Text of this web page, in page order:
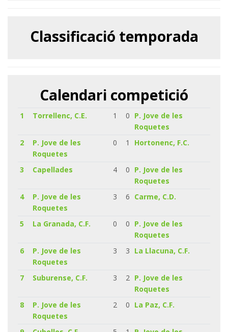
Classificació temporada
Calendari competició
1 Torrellenc, C.E. 1 0 P. Jove de les
Roquetes
2
P. Jove de les
Roquetes
0 1 Hortonenc, F.C.
3 Capellades 4 0 P. Jove de les
Roquetes
4
P. Jove de les
Roquetes
3 6 Carme, C.D.
5 La Granada, C.F. 0 0 P. Jove de les
Roquetes
6
P. Jove de les
Roquetes
3 3 La Llacuna, C.F.
7 Suburense, C.F. 3 2 P. Jove de les
Roquetes
8
P. Jove de les
Roquetes
2 0 La Paz, C.F.